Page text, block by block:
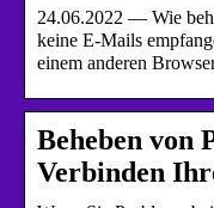
24.06.2022 — Wie
keine E-Mails
einem anderen
Beheben von
Verbinden